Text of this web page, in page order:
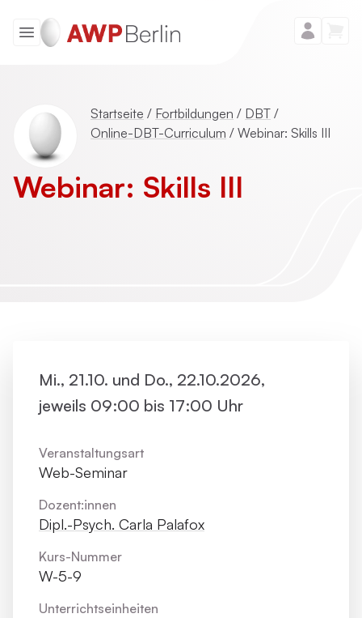
Startseite / Fortbildungen / DBT /
Online-DBT-Curriculum / Webinar: Skills III
Webinar: Skills III
Mi., 21.10. und Do., 22.10.2026,
jeweils 09:00 bis 17:00 Uhr
Veranstaltungsart
Web-Seminar
Dozent:innen
Dipl.-Psych. Carla Palafox
Kurs-Nummer
W-5-9
Unterrichts­einheiten